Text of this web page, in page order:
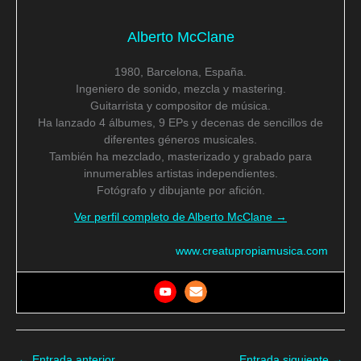
Alberto McClane
1980, Barcelona, España.
Ingeniero de sonido, mezcla y mastering.
Guitarrista y compositor de música.
Ha lanzado 4 álbumes, 9 EPs y decenas de sencillos de
diferentes géneros musicales.
También ha mezclado, masterizado y grabado para
innumerables artistas independientes.
Fotógrafo y dibujante por afición.
Ver perfil completo de Alberto McClane →
www.creatupropiamusica.com